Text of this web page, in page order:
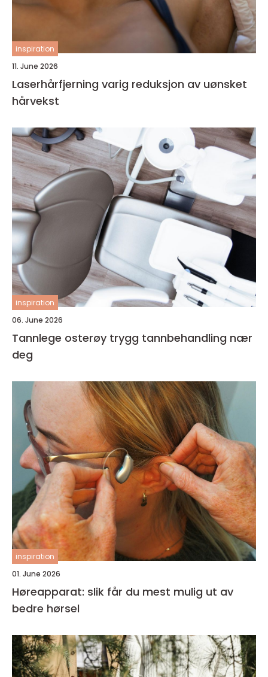
inspiration
11. June 2026
Laserhårfjerning varig reduksjon av uønsket
hårvekst
inspiration
06. June 2026
Tannlege osterøy trygg tannbehandling nær
deg
inspiration
01. June 2026
Høreapparat: slik får du mest mulig ut av
bedre hørsel